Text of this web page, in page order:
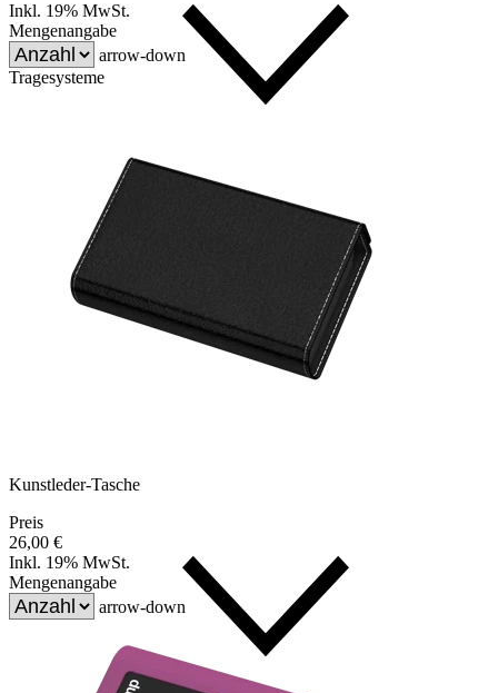
Inkl. 19% MwSt.
Mengenangabe
arrow-down
Tragesysteme
Kunstleder-Tasche
Preis
26,00 €
Inkl. 19% MwSt.
Mengenangabe
arrow-down